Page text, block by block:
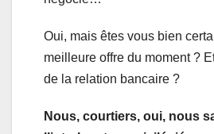
Oui, mais êtes vous bien
meilleure offre du moment ?
de la relation bancaire ?
Nous, courtiers, oui, nous